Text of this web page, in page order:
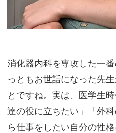
消化器内科を専攻した一
っともお世話になった先
とですね。実は、医学生
達の役に立ちたい」「外
ら仕事をしたい自分の性